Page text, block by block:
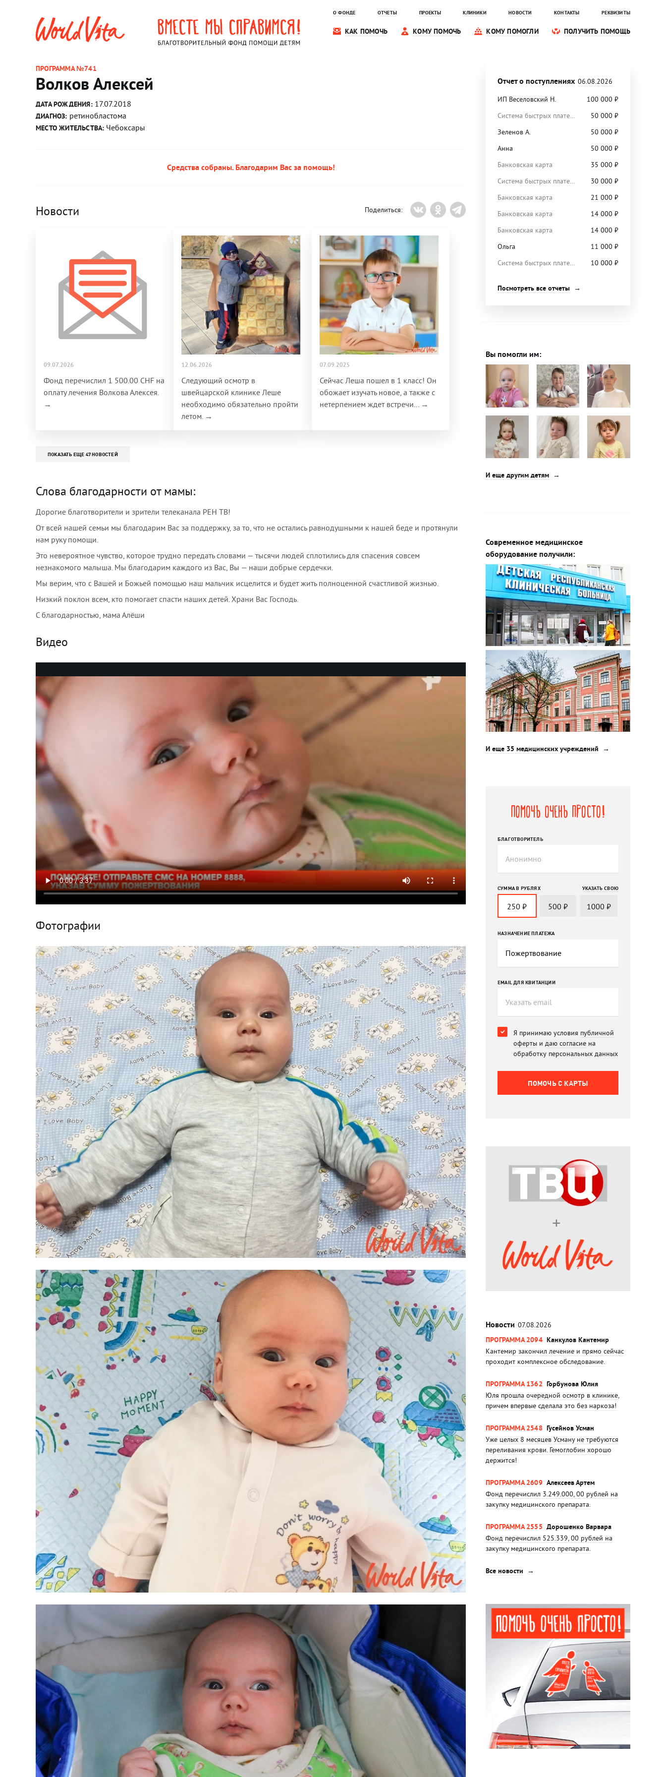
О ФОНДЕ ОТЧЕТЫ ПРОЕКТЫ КЛИНИКИ НОВОСТИ КОНТАКТЫ РЕКВИЗИТЫ
КАК ПОМОЧЬ КОМУ ПОМОЧЬ КОМУ ПОМОГЛИ ПОЛУЧИТЬ ПОМОЩЬ
ПРОГРАММА №741
Волков Алексей
ДАТА РОЖДЕНИЯ:17.07.2018
ДИАГНОЗ: ретинобластома
МЕСТО ЖИТЕЛЬСТВА: Чебоксары
Средства собраны. Благодарим Вас за помощь!
Поделиться:
Новости
09.07.2026
Фонд перечислил 1 500.00 CHF на
оплату лечения Волкова Алексея.
→
12.06.2026
Следующий осмотр в
швейцарской клинике Леше
необходимо обязательно пройти
летом. →
07.09.2025
Сейчас Леша пошел в 1 класс! Он
обожает изучать новое, а также с
нетерпением ждет встречи... →
ПОКАЗАТЬ ЕЩЕ 47 НОВОСТЕЙ
Слова благодарности от мамы:
Дорогие благотворители и зрители телеканала РЕН ТВ!
От всей нашей семьи мы благодарим Вас за поддержку, за то, что не остались равнодушными к нашей беде и протянули
нам руку помощи.
Это невероятное чувство, которое трудно передать словами — тысячи людей сплотились для спасения совсем
незнакомого малыша. Мы благодарим каждого из Вас, Вы — наши добрые сердечки.
Мы верим, что с Вашей и Божьей помощью наш мальчик исцелится и будет жить полноценной счастливой жизнью.
Низкий поклон всем, кто помогает спасти наших детей. Храни Вас Господь.
С благодарностью, мама Алёши
Видео
Фотографии
Отчет о поступлениях 06.08.2026
ИП Веселовский Н.
100 000 ₽
Система быстрых платежей
50 000 ₽
Зеленов А.
50 000 ₽
Анна
50 000 ₽
Банковская карта
35 000 ₽
Система быстрых платежей
30 000 ₽
Банковская карта
21 000 ₽
Банковская карта
14 000 ₽
Банковская карта
14 000 ₽
Ольга
11 000 ₽
Система быстрых платежей
10 000 ₽
Посмотреть все отчеты
Вы помогли им:
И еще другим детям
Современное медицинское
оборудование получили:
И еще 35 медицинских учреждений
Помочь очень просто!
БЛАГОТВОРИТЕЛЬ
СУММА В РУБЛЯХ
250₽ 500 ₽ 1000₽
УКАЗАТЬ СВОЮ
НАЗНАЧЕНИЕ ПЛАТЕЖА
EMAIL ДЛЯ КВИТАНЦИИ
Я принимаю условия публичной
оферты и даю согласие на
обработку персональных данных
ПОМОЧЬ C КАРТЫ
Новости 07.08.2026
ПРОГРАММА 2094 Канкулов Кантемир
Кантемир закончил лечение и прямо сейчас
проходит комплексное обследование.
ПРОГРАММА 1362 Горбунова Юлия
Юля прошла очередной осмотр в клинике,
причем впервые сделала это без наркоза!
ПРОГРАММА 2548 Гусейнов Усман
Уже целых 8 месяцев Усману не требуются
переливания крови. Гемоглобин хорошо
держится!
ПРОГРАММА 2609 Алексеев Артем
Фонд перечислил 3.249.000, 00 рублей на
закупку медицинского препарата.
ПРОГРАММА 2555 Дорошенко Варвара
Фонд перечислил 525.339, 00 рублей на
закупку медицинского препарата.
Все новости